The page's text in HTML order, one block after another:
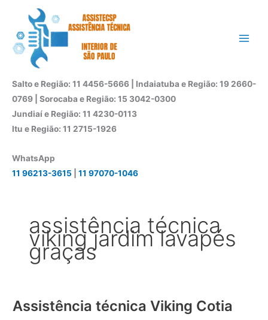
conteúdo
Salto e Região: 11 4456-5666 | Indaiatuba e Região: 19 2660-
0769 | Sorocaba e Região: 15 3042-0300
Jundiaí e Região: 11 4230-0113
Itu e Região: 11 2715-1926
WhatsApp
11 96213-3615
11 97070-1046
assistência técnica
viking jardim lavapés
graças
Assistência técnica Viking Cotia